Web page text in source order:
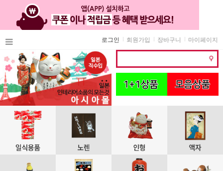
마이페이지
장바구니
회원가입
로그인